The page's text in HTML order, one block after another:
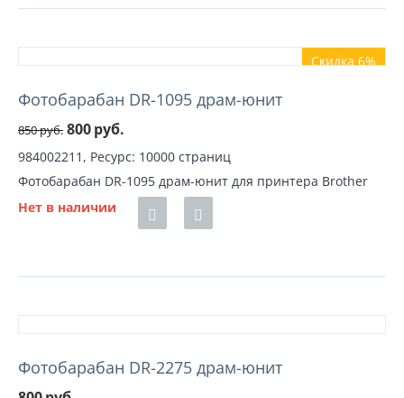
Скидка 6%
Фотобарабан DR-1095 драм-юнит
850руб. 800руб.
984002211, Ресурс: 10000 страниц
Фотобарабан DR-1095 драм-юнит для принтера Brother
Нет в наличии
Фотобарабан DR-2275 драм-юнит